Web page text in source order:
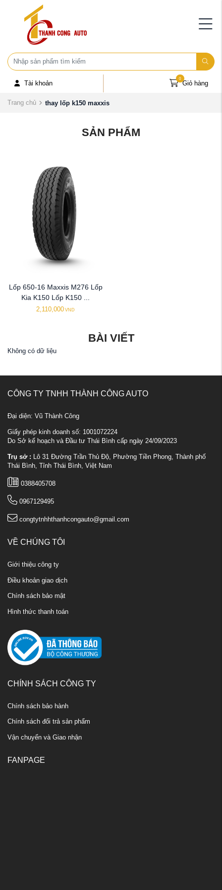
Tài khoản Giỏ hàng
0
Trang chủ thay lốp k150 maxxis
SẢN PHẨM
Lốp 650-16 Maxxis M276 Lốp
Kia K150 Lốp K150 ...
2,110,000 VND
BÀI VIẾT
Không có dữ liệu
CÔNG TY TNHH THÀNH CÔNG AUTO
Đại diện: Vũ Thành Công
Giấy phép kinh doanh số: 1001072224
Do Sở kế hoạch và Đầu tư Thái Bình cấp ngày 24/09/2023
Trụ sở : Lô 31 Đường Trần Thủ Độ, Phường Tiền Phong, Thành phố
Thái Bình, Tỉnh Thái Bình, Việt Nam
0388405708
0967129495
congtytnhhthanhcongauto@gmail.com
VỀ CHÚNG TÔI
Giới thiệu công ty
Điều khoản giao dịch
Chính sách bảo mật
Hình thức thanh toán
CHÍNH SÁCH CÔNG TY
Chính sách bảo hành
Chính sách đổi trả sản phẩm
Vận chuyển và Giao nhận
FANPAGE